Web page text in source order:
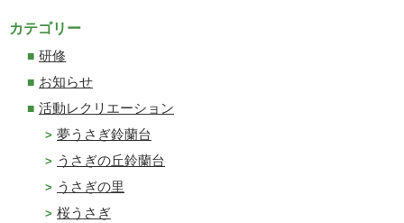
カテゴリー
研修
お知らせ
活動レクリエーション
夢うさぎ鈴蘭台
うさぎの丘鈴蘭台
うさぎの里
桜うさぎ